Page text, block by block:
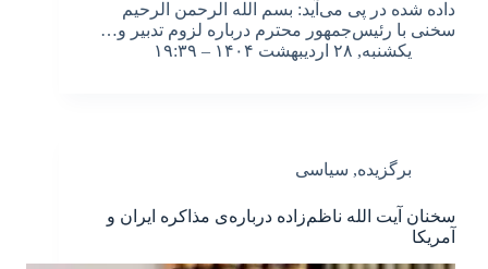
داده شده در پی می‌آید: بسم الله الرحمن الرحیم
سخنی با رئیس‌جمهور محترم درباره لزوم تدبیر و…
یکشنبه, ۲۸ اردیبهشت ۱۴۰۴ – ۱۹:۳۹
برگزیده, سیاسی
سخنان آیت الله ناظم‌زاده درباره‌ی مذاکره ایران و
آمریکا